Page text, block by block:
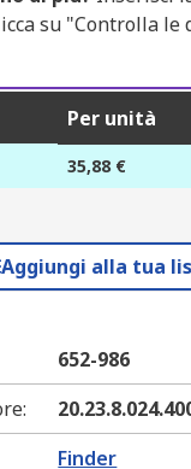
su "Controlla le
Per unità
35,88 €
Aggiungi alla tua
652-986
:
Finder